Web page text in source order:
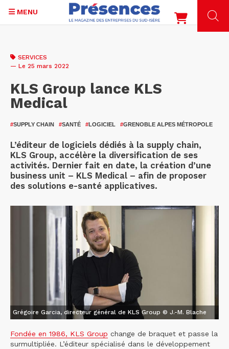
contenu
MENU
SERVICES
— Le 25 mars 2022
KLS Group lance KLS
Medical
#SUPPLY CHAIN #SANTÉ #LOGICIEL #GRENOBLE ALPES MÉTROPOLE
L’éditeur de logiciels dédiés à la supply chain,
KLS Group, accélère la diversification de ses
activités. Dernier fait en date, la création d’une
business unit – KLS Medical – afin de proposer
des solutions e-santé applicatives.
Grégoire Garcia, directeur général de KLS Group © J.-M. Blache
Fondée en 1986, KLS Group change de braquet et passe la
surmultipliée. L’éditeur spécialisé dans le développement